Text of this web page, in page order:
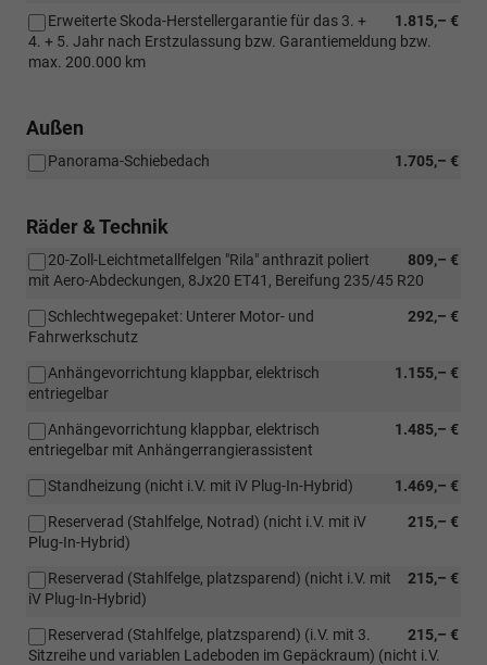
1.815,– €
Erweiterte Skoda-Herstellergarantie für das 3. +
4. + 5. Jahr nach Erstzulassung bzw. Garantiemeldung bzw.
max. 200.000 km
Außen
1.705,– €
Panorama-Schiebedach
Räder & Technik
809,– €
20-Zoll-Leichtmetallfelgen "Rila" anthrazit poliert
mit Aero-Abdeckungen, 8Jx20 ET41, Bereifung 235/45 R20
292,– €
Schlechtwegepaket: Unterer Motor- und
Fahrwerkschutz
1.155,– €
Anhängevorrichtung klappbar, elektrisch
entriegelbar
1.485,– €
Anhängevorrichtung klappbar, elektrisch
entriegelbar mit Anhängerrangierassistent
1.469,– €
Standheizung (nicht i.V. mit iV Plug-In-Hybrid)
215,– €
Reserverad (Stahlfelge, Notrad) (nicht i.V. mit iV
Plug-In-Hybrid)
215,– €
Reserverad (Stahlfelge, platzsparend) (nicht i.V. mit
iV Plug-In-Hybrid)
215,– €
Reserverad (Stahlfelge, platzsparend) (i.V. mit 3.
Sitzreihe und variablen Ladeboden im Gepäckraum) (nicht i.V.